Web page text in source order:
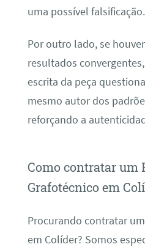
uma possível falsificação.
Por outro lado, se
resultados
escrita da peça
mesmo autor dos
reforçando a
Como contratar um
Grafotécnico em
Procurando contratar
em Colíder? Somos